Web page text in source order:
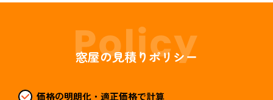
窓屋の見積りポリシー
価格の明朗化・適正価格で計算